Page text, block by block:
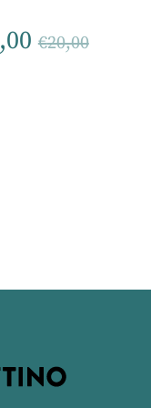
€20,00